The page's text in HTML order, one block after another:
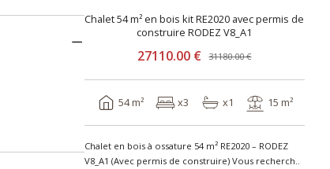
Chalet 54 m² en bois kit RE2020 avec permis de
construire RODEZ V8_A1
27110.00 € 31180.00 €
54 m² x3 x1 15 m²
Chalet en bois à ossature 54 m² RE2020 – RODEZ
V8_A1 (Avec permis de construire) Vous recherch..